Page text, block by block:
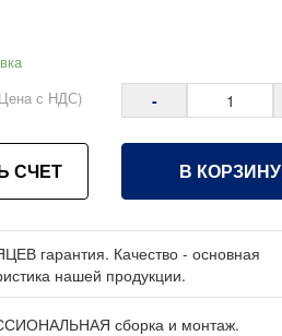
с НДС) -
СЧЕТ В КОРЗИНУ
гарантия. Качество - основная
нашей продукции.
сборка и монтаж.